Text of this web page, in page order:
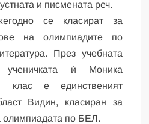
и писмената реч.
се класират за
на олимпиадите по
През учебната
ученичката ѝ Моника
клас е единственият
Видин, класиран за
олимпиадата по БЕЛ.